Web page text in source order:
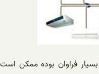
بسیار فراوان بوده ممکن است